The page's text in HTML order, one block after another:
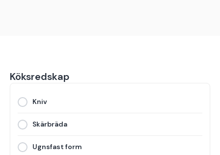
Köksredskap
Kniv
Skärbräda
Ugnsfast form